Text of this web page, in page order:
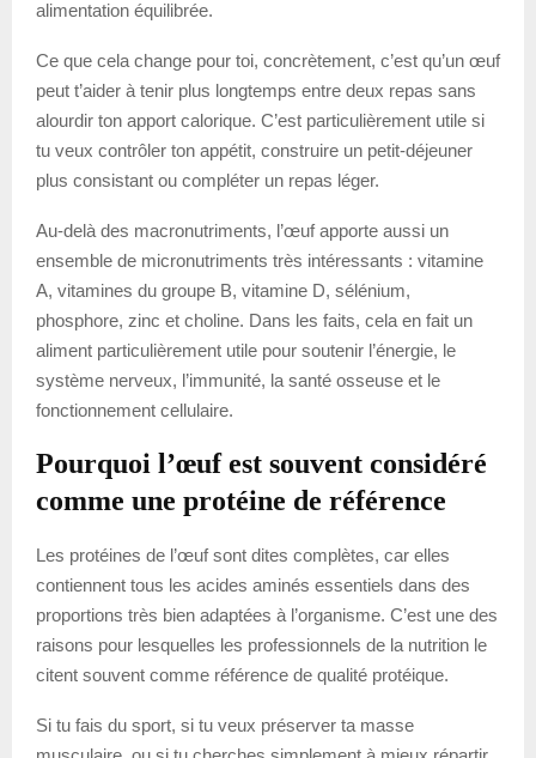
alimentation équilibrée.
Ce que cela change pour toi, concrètement, c’est qu’un œuf
peut t’aider à tenir plus longtemps entre deux repas sans
alourdir ton apport calorique. C’est particulièrement utile si
tu veux contrôler ton appétit, construire un petit-déjeuner
plus consistant ou compléter un repas léger.
Au-delà des macronutriments, l’œuf apporte aussi un
ensemble de micronutriments très intéressants : vitamine
A, vitamines du groupe B, vitamine D, sélénium,
phosphore, zinc et choline. Dans les faits, cela en fait un
aliment particulièrement utile pour soutenir l’énergie, le
système nerveux, l’immunité, la santé osseuse et le
fonctionnement cellulaire.
Pourquoi l’œuf est souvent considéré
comme une protéine de référence
Les protéines de l’œuf sont dites complètes, car elles
contiennent tous les acides aminés essentiels dans des
proportions très bien adaptées à l’organisme. C’est une des
raisons pour lesquelles les professionnels de la nutrition le
citent souvent comme référence de qualité protéique.
Si tu fais du sport, si tu veux préserver ta masse